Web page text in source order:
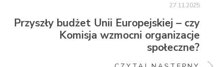
27.11.2025
Przyszły budżet Unii Europejskiej – czy
Komisja wzmocni organizacje
społeczne?